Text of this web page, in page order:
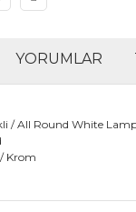
YORUMLAR
/ All Round White
Krom
resim, ürün